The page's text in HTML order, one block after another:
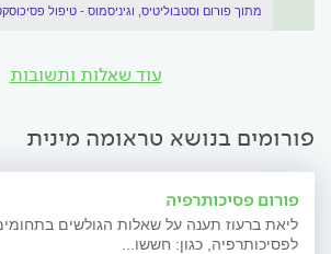
מתוך פורום וסטבוליטיס, וגיניסמוס - טיפול
עוד שאלות ותשובות
פורומים בנושא טראומה מינית
פורום פסיכותרפיה
ליאת ברעוז תענה על שאלות הגולשים
לפסיכותרפיה, כגון: חששו...